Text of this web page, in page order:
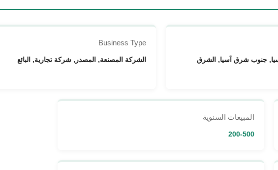
آسيا, جنوب شرق آسيا, الشرق
Business Type
الشركة المصنعة, المصدر, شركة تجارية, البائع
المبيعات السنوية
200-500